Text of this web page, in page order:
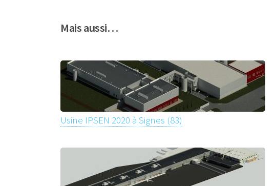
Mais aussi…
Usine IPSEN 2020 à Signes (83)